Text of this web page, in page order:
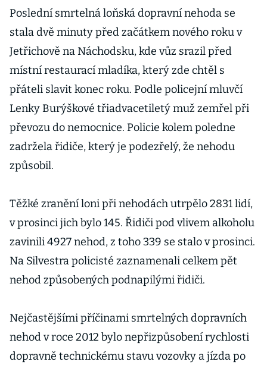
Poslední smrtelná loňská dopravní nehoda se
stala dvě minuty před začátkem nového roku v
Jetřichově na Náchodsku, kde vůz srazil před
místní restaurací mladíka, který zde chtěl s
přáteli slavit konec roku. Podle policejní mluvčí
Lenky Burýškové třiadvacetiletý muž zemřel při
převozu do nemocnice. Policie kolem poledne
zadržela řidiče, který je podezřelý, že nehodu
způsobil.
Těžké zranění loni při nehodách utrpělo 2831 lidí,
v prosinci jich bylo 145. Řidiči pod vlivem alkoholu
zavinili 4927 nehod, z toho 339 se stalo v prosinci.
Na Silvestra policisté zaznamenali celkem pět
nehod způsobených podnapilými řidiči.
Nejčastějšími příčinami smrtelných dopravních
nehod v roce 2012 bylo nepřizpůsobení rychlosti
dopravně technickému stavu vozovky a jízda po